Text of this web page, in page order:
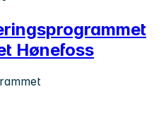
Hønefoss